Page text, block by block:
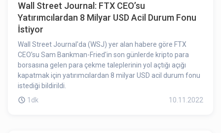
Wall Street Journal: FTX CEO’su
Yatırımcılardan 8 Milyar USD Acil Durum Fonu
İstiyor
Wall Street Journal'da (WSJ) yer alan habere göre FTX
CEO’su Sam Bankman-Fried'in son günlerde kripto para
borsasına gelen para çekme taleplerinin yol açtığı açığı
kapatmak için yatırımcılardan 8 milyar USD acil durum fonu
istediği bildirildi.
1dk
10.11.2022